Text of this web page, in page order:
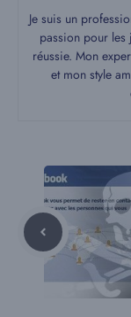
Je suis un
passion pour les
réussie. Mon
et mon style